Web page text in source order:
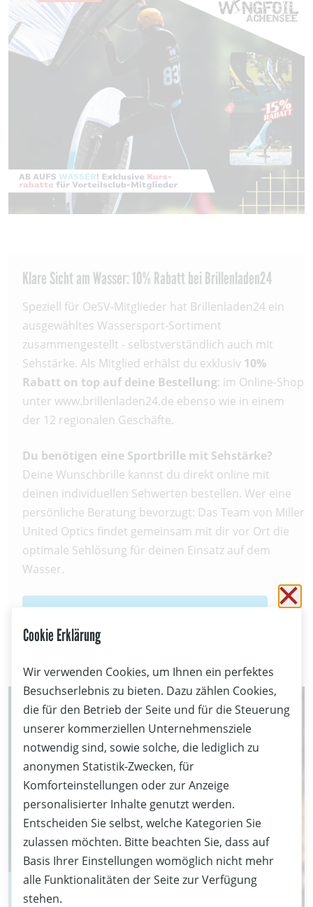
Klare Sicht am Wasser: 10% Rabatt bei Brillenladen24
Speziell für OeSV-Mitglieder hat Brillenladen24 ein
ausgewähltes Wassersport-Sortiment
zusammengestellt - selbstverständlich auch mit
Sehstärke. Als Mitglied erhälst du exklusiv 10%
Rabatt on top auf deine Bestellung: im Online-Shop
unter www.brillenladen24.de ebenso wie in einem
der 12 regionalen Geschäfte.
Du benötigen eine Sportbrille mit Sehstärke?
Deine Wunschbrille kannst du direkt online mit
deinen individuellen Sehwerten bestellen. Wer eine
persönliche Beratung bevorzugt: Das Team von Miller
United Optics findet gemeinsam mit dir vor Ort die
optimale Sehlösung für deinen Einsatz auf dem
Wasser.
Rabattcode nach
10% Rabatt
Cookie Erklärung
Wir verwenden Cookies, um Ihnen ein perfektes
Besuchserlebnis zu bieten. Dazu zählen Cookies,
die für den Betrieb der Seite und für die Steuerung
unserer kommerziellen Unternehmensziele
notwendig sind, sowie solche, die lediglich zu
anonymen Statistik-Zwecken, für
Komforteinstellungen oder zur Anzeige
personalisierter Inhalte genutzt werden.
Entscheiden Sie selbst, welche Kategorien Sie
zulassen möchten. Bitte beachten Sie, dass auf
Basis Ihrer Einstellungen womöglich nicht mehr
alle Funktionalitäten der Seite zur Verfügung
stehen.